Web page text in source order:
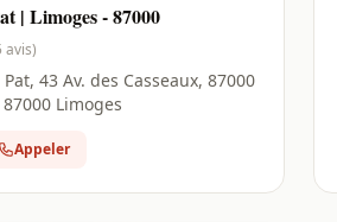
| Limoges - 87000
avis)
43 Av. des Casseaux, 87000
Limoges
Appeler